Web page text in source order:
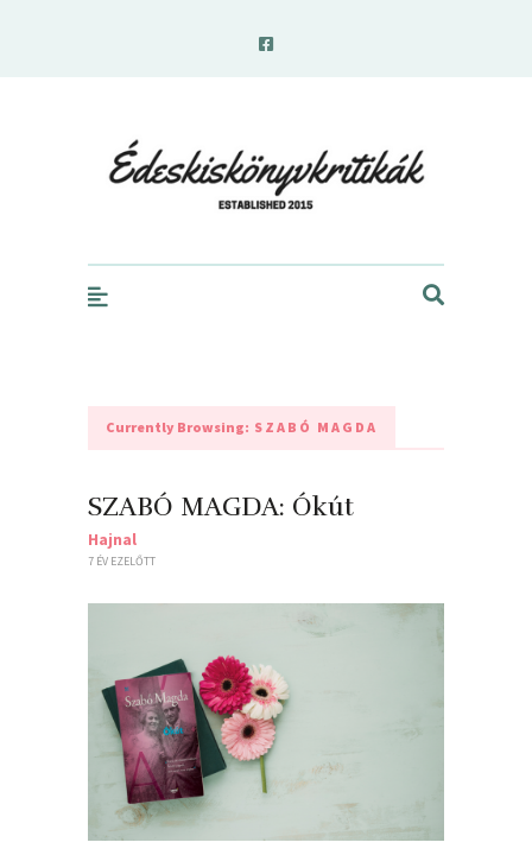
Currently Browsing: SZABÓ MAGDA
SZABÓ MAGDA: Ókút
Hajnal
7 ÉV EZELŐTT